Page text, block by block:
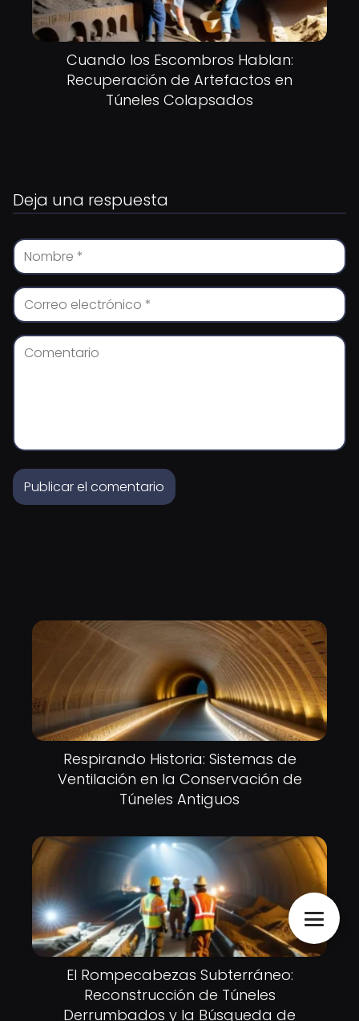
Cuando los Escombros Hablan:
Recuperación de Artefactos en
Túneles Colapsados
Deja una respuesta
Respirando Historia: Sistemas de
Ventilación en la Conservación de
Túneles Antiguos
El Rompecabezas Subterráneo:
Reconstrucción de Túneles
Derrumbados y la Búsqueda de